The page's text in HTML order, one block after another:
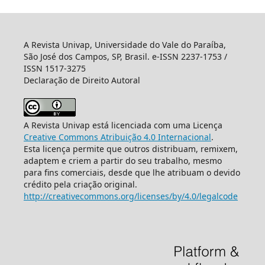
A Revista Univap, Universidade do Vale do Paraíba,
São José dos Campos, SP, Brasil. e-ISSN 2237-1753 /
ISSN 1517-3275
Declaração de Direito Autoral
A Revista Univap está licenciada com uma Licença
Creative Commons Atribuição 4.0 Internacional.
Esta licença permite que outros distribuam, remixem,
adaptem e criem a partir do seu trabalho, mesmo
para fins comerciais, desde que lhe atribuam o devido
crédito pela criação original.
http://creativecommons.org/licenses/by/4.0/legalcode